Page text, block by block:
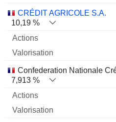
CRÉDIT AGRICOLE S.A.
10,19 %
Confederation Nationale
7,913 %